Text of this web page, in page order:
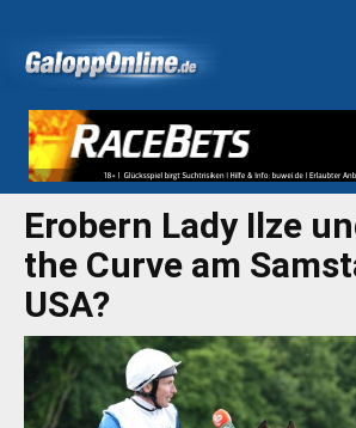
Erobern Lady Ilze
the Curve am
USA?